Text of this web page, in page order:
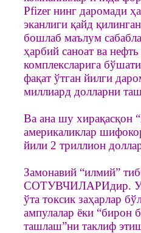
Pfizer нинг даромади
эканлиги қайд
бошлаб маълум
ҳарбий саноат ва нефть
комплексларига
фақат ўтган йилги
миллиард долларни
Ва ана шу хирақасқон
америкаликлар
йили 2 триллион
Замонавий “илмий”
СОТУВЧИЛАРИдир.
ўта токсик заҳарлар
ампулалар ёки “бирон
ташлаш”ни таклиф